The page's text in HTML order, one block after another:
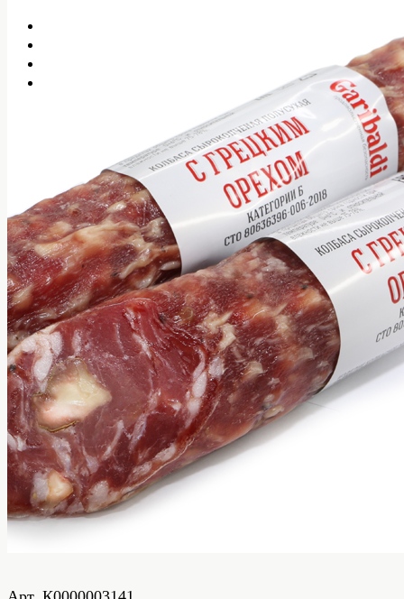
Колбасы
Сырокопченые колбасы
С грецким орехом колбаса сырокопченая